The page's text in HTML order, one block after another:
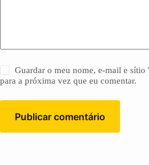
Guardar o meu nome, e-mail e sítio
para a próxima vez que eu comentar.
Publicar comentário